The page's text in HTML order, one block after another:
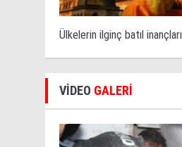
Ülkelerin ilginç batıl inançları
VİDEO GALERİ